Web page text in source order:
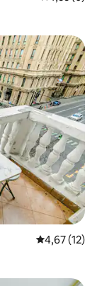
Évaluation
4,67 (12)